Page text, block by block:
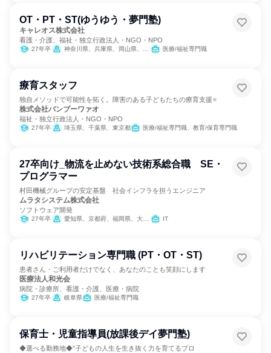
OT・PT・ST(ゆうゆう・夢門塾)
キャレオス株式会社
看護・介護、福祉・独立行政法人・NGO・NPO
27年卒 神奈川県、兵庫県、岡山県、広島県、愛媛県 医療/福祉専門職
療育スタッフ
独自メソッドで可能性を拓く。障害のある子どもたちの療育支援⭐
株式会社バンブーワァオ
福祉・独立行政法人・NGO・NPO
27年卒 埼玉県、千葉県、東京都 医療/福祉専門職、教育/保育専門職
27卒向け_物流を止めない技術系総合職 SE・
プログラマー
村田機械グループの安定基盤 社会インフラを担うエンジニア
ムラタシステム株式会社
ソフトウェア開発
27年卒 愛知県、京都府、福岡県、大分県 IT
リハビリテーション専門職 (PT・OT・ST)
患者さん・ご利用者だけでなく、あなたのことも笑顔にします
医療法人和光会
病院・診療所、看護・介護、医療・病院
27年卒 岐阜県 医療/福祉専門職
保育士・児童指導員(放課後デイ夢門塾)
◆選べる勤務地◆”子どもの人生を生き抜く力を育てるプロ